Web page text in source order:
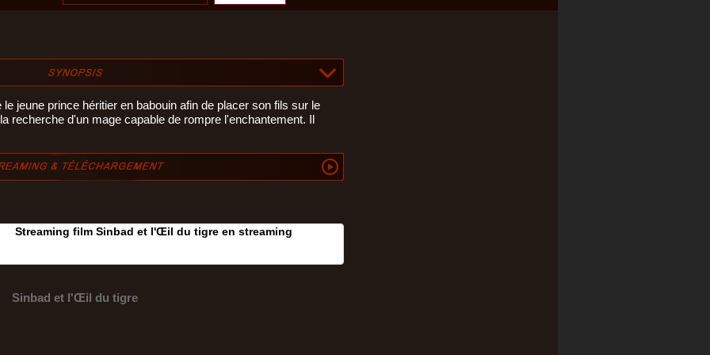
jeune prince héritier en babouin afin de placer son fils sur le
recherche d'un mage capable de rompre l'enchantement. Il
Streaming film Sinbad et l'Œil du tigre en streaming
Sinbad et l'Œil du tigre